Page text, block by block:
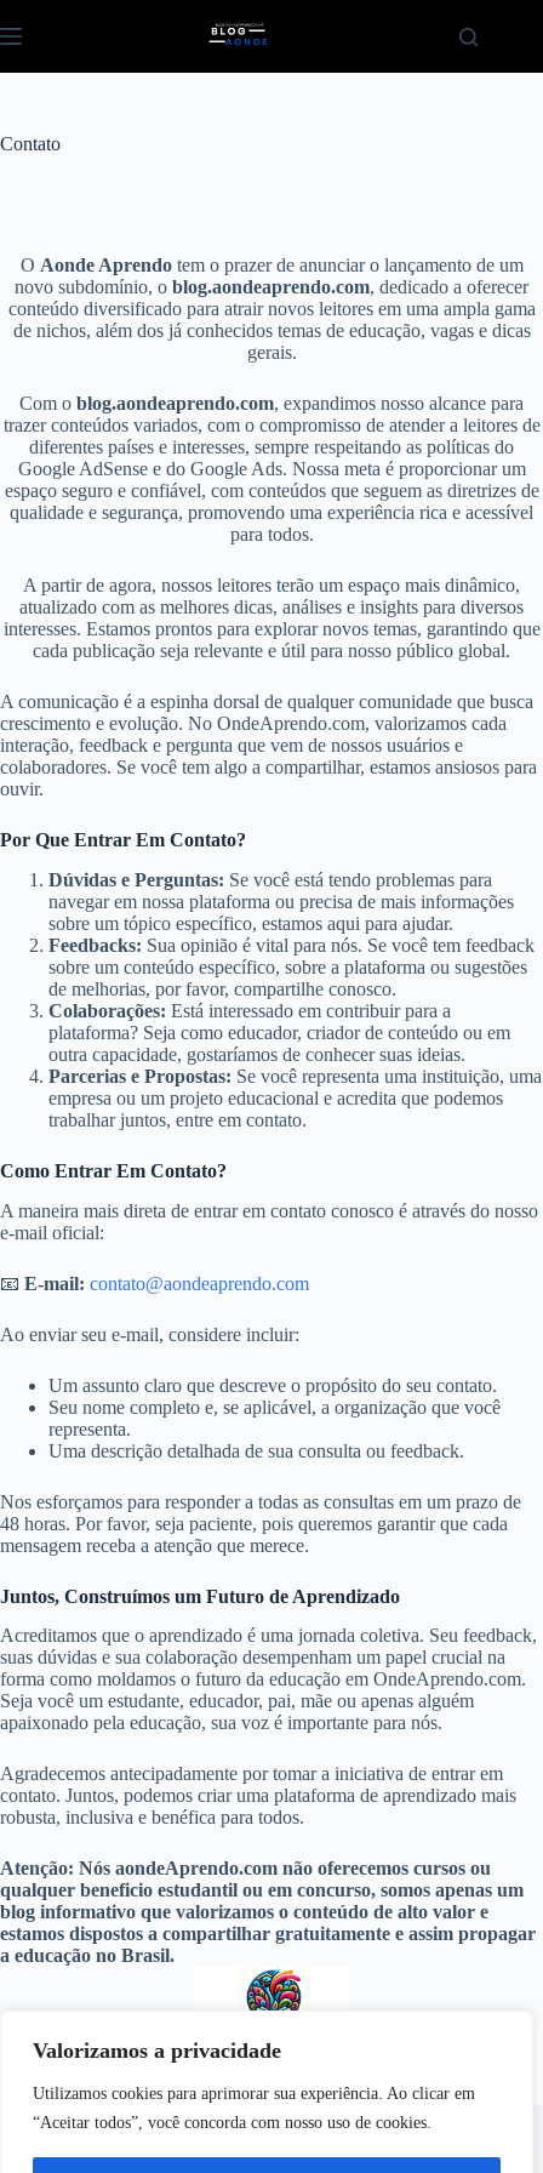
Valorizamos a privacidade
Utilizamos cookies para aprimorar sua experiência. Ao clicar em
“Aceitar todos”, você concorda com nosso uso de cookies.
para
conteúdo
Contato
O Aonde Aprendotem o prazer de anunciar o lançamento de um
novo subdomínio, o blog.aondeaprendo.com, dedicado a oferecer
conteúdo diversificado para atrair novos leitores em uma ampla gama
de nichos, além dos já conhecidos temas de educação, vagas e dicas
gerais.
Com o blog.aondeaprendo.com, expandimos nosso alcance para
trazer conteúdos variados, com o compromisso de atender a leitores de
diferentes países e interesses, sempre respeitando as políticas do
Google AdSense e do Google Ads. Nossa meta é proporcionar um
espaço seguro e confiável, com conteúdos que seguem as diretrizes de
qualidade e segurança, promovendo uma experiência rica e acessível
para todos.
A partir de agora, nossos leitores terão um espaço mais dinâmico,
atualizado com as melhores dicas, análises e insights para diversos
interesses. Estamos prontos para explorar novos temas, garantindo que
cada publicação seja relevante e útil para nosso público global.
A comunicação é a espinha dorsal de qualquer comunidade que busca
crescimento e evolução. No OndeAprendo.com, valorizamos cada
interação, feedback e pergunta que vem de nossos usuários e
colaboradores. Se você tem algo a compartilhar, estamos ansiosos para
ouvir.
Por Que Entrar Em Contato?
Dúvidas e Perguntas: Se você está tendo problemas para
navegar em nossa plataforma ou precisa de mais informações
sobre um tópico específico, estamos aqui para ajudar.
Feedbacks: Sua opinião é vital para nós. Se você tem feedback
sobre um conteúdo específico, sobre a plataforma ou sugestões
de melhorias, por favor, compartilhe conosco.
Colaborações: Está interessado em contribuir para a
plataforma? Seja como educador, criador de conteúdo ou em
outra capacidade, gostaríamos de conhecer suas ideias.
Parcerias e Propostas: Se você representa uma instituição, uma
empresa ou um projeto educacional e acredita que podemos
trabalhar juntos, entre em contato.
Como Entrar Em Contato?
A maneira mais direta de entrar em contato conosco é através do nosso
e-mail oficial:
📧 E-mail: contato@aondeaprendo.com
Ao enviar seu e-mail, considere incluir:
Um assunto claro que descreve o propósito do seu contato.
Seu nome completo e, se aplicável, a organização que você
representa.
Uma descrição detalhada de sua consulta ou feedback.
Nos esforçamos para responder a todas as consultas em um prazo de
48 horas. Por favor, seja paciente, pois queremos garantir que cada
mensagem receba a atenção que merece.
Juntos, Construímos um Futuro de Aprendizado
Acreditamos que o aprendizado é uma jornada coletiva. Seu feedback,
suas dúvidas e sua colaboração desempenham um papel crucial na
forma como moldamos o futuro da educação em OndeAprendo.com.
Seja você um estudante, educador, pai, mãe ou apenas alguém
apaixonado pela educação, sua voz é importante para nós.
Agradecemos antecipadamente por tomar a iniciativa de entrar em
contato. Juntos, podemos criar uma plataforma de aprendizado mais
robusta, inclusiva e benéfica para todos.
Atenção: Nós aondeAprendo.com não oferecemos cursos ou
qualquer beneficio estudantil ou em concurso, somos apenas um
blog informativo que valorizamos o conteúdo de alto valor e
estamos dispostos a compartilhar gratuitamente e assim propagar
a educação no Brasil.
O conteúdo deste site tem como objetivo fornecer
conhecimentos gerais sobre atualidades, tecnologia, tutoriais,
guias e sobre os principais aplicativos do mercado digital e